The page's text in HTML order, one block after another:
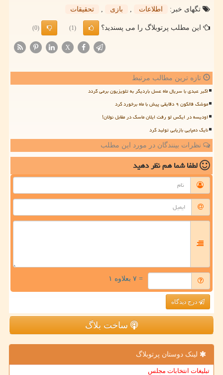
تگهای خبر:
اطلاعات بازی تحقیقات
این مطلب پرتوبلاگ را می پسندید؟ (1)
(0)
X
تازه ترین مطالب مرتبط
اکبر عبدی با سریال ماه عسل باردیگر به تلویزیون برمی گردد
موشک فالکون ۹ دقایقی پیش با ماه برخورد کرد
اودیسه در ایکس لو رفت ایلان ماسک در مقابل نولان!
نایک دمپایی بازیابی تولید کرد
نظرات بینندگان در مورد این مطلب
لطفا شما همنظر دهید
= ۷ بعلاوه ۱
درج دیدگاه
ساخت بلاگ
لینک دوستان پرتوبلاگ
تبلیغات انتخابات مجلس